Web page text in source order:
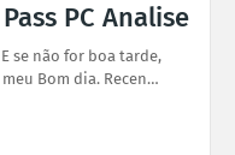
PC Analise
se não for boa tarde,
Bom dia. Recen…